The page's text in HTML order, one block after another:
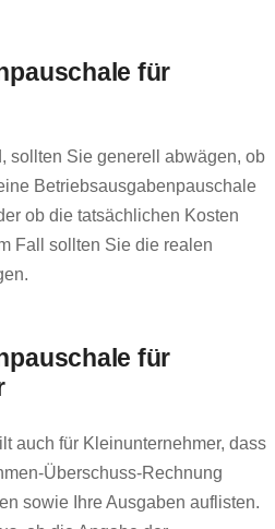
für
sollten Sie generell abwägen, ob
Betriebsausgabenpauschale
ob die tatsächlichen Kosten
Fall sollten Sie die realen
für
auch für Kleinunternehmer, dass
Überschuss-Rechnung
sowie Ihre Ausgaben auflisten.